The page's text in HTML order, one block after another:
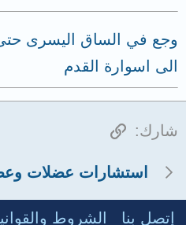
وجع في الساق اليسرى
الى اسوارة القدم
شارك: الرابط
استشارات عضلات
إتصل بنا الشروط